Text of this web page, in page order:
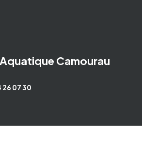
Camourau
26 07 30